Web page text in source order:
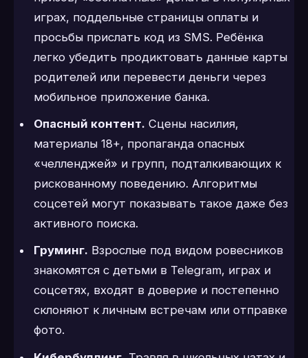
играх, поддельные страницы оплаты и
просьбы прислать код из SMS. Ребёнка
легко убедить продиктовать данные карты
родителей или перевести деньги через
мобильное приложение банка.
Опасный контент. Сцены насилия,
материалы 18+, пропаганда опасных
«челленджей» и групп, подталкивающих к
рискованному поведению. Алгоритмы
соцсетей могут показывать такое даже без
активного поиска.
Груминг. Взрослые под видом ровесников
знакомятся с детьми в Telegram, играх и
соцсетях, входят в доверие и постепенно
склоняют к личным встречам или отправке
фото.